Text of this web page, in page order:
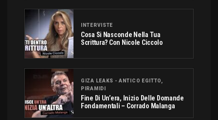
INTERVISTE
Cosa Si Nasconde Nella Tua
Scrittura? Con Nicole Ciccolo
GIZA LEAKS - ANTICO EGITTO,
PIRAMIDI
Fine Di Un’era, Inizio Delle Domande
Fondamentali – Corrado Malanga